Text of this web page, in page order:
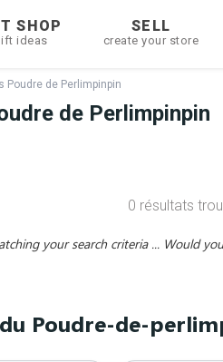
SHOP
ideas
SELL
create your store
Poudre de Perlimpinpin
de Perlimpinpin
0 résultats
your search criteria ... Would
Poudre-de-